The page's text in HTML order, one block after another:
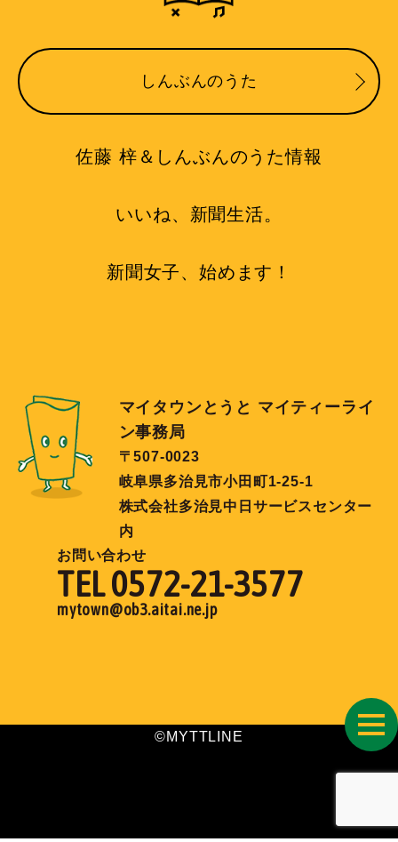
しんぶんのうた
佐藤 梓＆しんぶんのうた情報
いいね、新聞生活。
新聞女子、始めます！
マイタウンとうと マイティーライ
ン事務局
〒507-0023
岐阜県多治見市小田町1-25-1
株式会社多治見中日サービスセンター
内
お問い合わせ
TEL 0572-21-3577
mytown@ob3.aitai.ne.jp
©MYTTLINE